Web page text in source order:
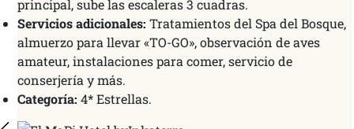
principal, sube las escaleras 3 cuadras.
Servicios adicionales: Tratamientos del Spa del Bosque,
almuerzo para llevar «TO-GO», observación de aves
amateur, instalaciones para comer, servicio de
conserjería y más.
Categoría: 4* Estrellas.